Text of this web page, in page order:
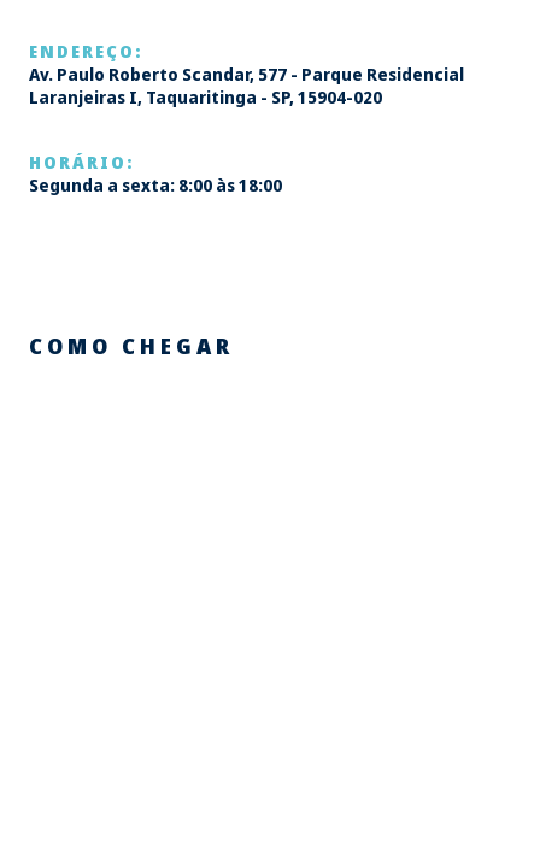
ENDEREÇO:
Av. Paulo Roberto Scandar, 577 - Parque Residencial
Laranjeiras I, Taquaritinga - SP, 15904-020
HORÁRIO:
Segunda a sexta: 8:00 às 18:00
COMO CHEGAR